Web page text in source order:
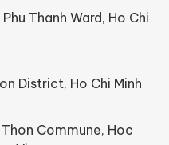
Thanh Ward, Ho Chi
District, Ho Chi Minh
Commune, Hoc